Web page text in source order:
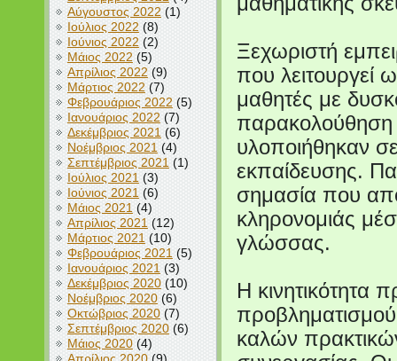
Αύγουστος 2022 (1)
Ιούλιος 2022 (8)
Ιούνιος 2022 (2)
Μάιος 2022 (5)
Απρίλιος 2022 (9)
Μάρτιος 2022 (7)
Φεβρουάριος 2022 (5)
Ιανουάριος 2022 (7)
Δεκέμβριος 2021 (6)
Νοέμβριος 2021 (4)
Σεπτέμβριος 2021 (1)
Ιούλιος 2021 (3)
Ιούνιος 2021 (6)
Μάιος 2021 (4)
Απρίλιος 2021 (12)
Μάρτιος 2021 (10)
Φεβρουάριος 2021 (5)
Ιανουάριος 2021 (3)
Δεκέμβριος 2020(10)
Νοέμβριος 2020(6)
Οκτώβριος 2020(7)
Σεπτέμβριος 2020(6)
Μάιος 2020(4)
Ξεχωριστή
που λειτουργεί
μαθητές με
υλοποιήθηκαν
εκπαίδευσης.
σημασία που
κληρονομιάς
γλώσσας.
Η κινητικότητα
καλών